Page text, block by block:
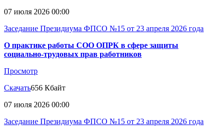
07 июля 2026 00:00
Заседание Президиума ФПСО №15 от 23 апреля 2026 года
О практике работы СОО ОПРК в сфере защиты
социально-трудовых прав работников
Просмотр
Скачать656 Кбайт
07 июля 2026 00:00
Заседание Президиума ФПСО №15 от 23 апреля 2026 года